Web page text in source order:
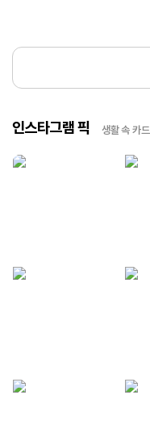
인스타그램 픽 생활 속 카